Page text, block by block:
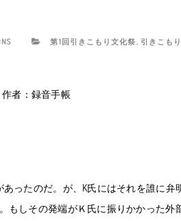
第1回引きこもり文化祭, 引きこも
作者：録音手帳
ったのだ。が、K氏にはそれを誰に弁
もしその発端がＫ氏に振りかかった外